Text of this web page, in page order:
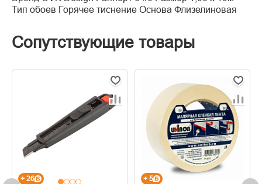
Тип обоев Горячее тиснение Основа Флизелиновая
Сопутствующие товары
+ 26 + 5